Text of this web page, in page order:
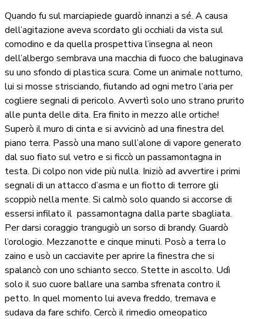
Quando fu sul marciapiede guardò innanzi a sé. A causa
dell’agitazione aveva scordato gli occhiali da vista sul
comodino e da quella prospettiva l’insegna al neon
dell’albergo sembrava una macchia di fuoco che baluginava
su uno sfondo di plastica scura. Come un animale notturno,
lui si mosse strisciando, fiutando ad ogni metro l’aria per
cogliere segnali di pericolo. Avvertì solo uno strano prurito
alle punta delle dita. Era finito in mezzo alle ortiche!
Superò il muro di cinta e si avvicinò ad una finestra del
piano terra. Passò una mano sull’alone di vapore generato
dal suo fiato sul vetro e si ficcò un passamontagna in
testa. Di colpo non vide più nulla. Iniziò ad avvertire i primi
segnali di un attacco d’asma e un fiotto di terrore gli
scoppiò nella mente. Si calmò solo quando si accorse di
essersi infilato il passamontagna dalla parte sbagliata.
Per darsi coraggio trangugiò un sorso di brandy. Guardò
l’orologio. Mezzanotte e cinque minuti. Posò a terra lo
zaino e usò un cacciavite per aprire la finestra che si
spalancò con uno schianto secco. Stette in ascolto. Udì
solo il suo cuore ballare una samba sfrenata contro il
petto. In quel momento lui aveva freddo, tremava e
sudava da fare schifo. Cercò il rimedio omeopatico